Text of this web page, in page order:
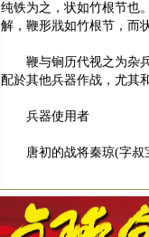
纯铁为之，状如竹根节也
解，鞭形戕如竹根节，而
鞭与锏历代视之为杂
配於其他兵器作战，尤其
兵器使用者
唐初的战将秦琼(字叔